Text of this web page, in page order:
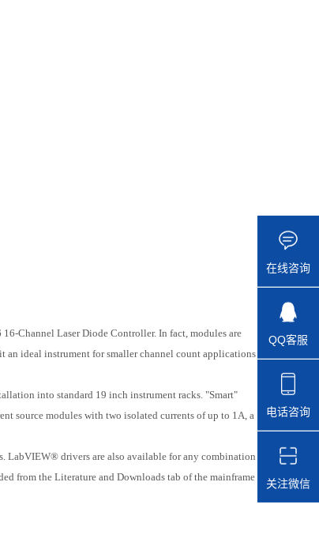
Channel Laser Diode Controller. In fact, modules are
an ideal instrument for smaller channel count applications
into standard 19 inch instrument racks. "Smart"
source modules with two isolated currents of up to 1A, a
LabVIEW® drivers are also available for any combination
from the Literature and Downloads tab of the mainframe
在线咨询
QQ客服
电话咨询
关注微信